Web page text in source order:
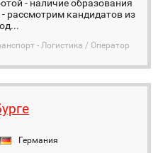
- наличие образования
рассмотрим кандидатов из
- Логистика / Оператор
Германия